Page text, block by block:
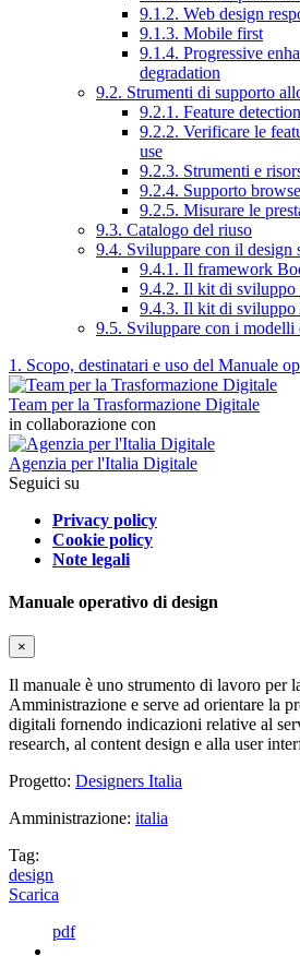
9.1.2. Web design
9.1.3. Mobile first
9.1.4. Progressive
degradation
9.2. Strumenti di supporto
9.2.1. Feature detection
9.2.2. Verificare le
use
9.2.3. Strumenti e
9.2.4. Supporto
9.2.5. Misurare le
9.3. Catalogo del riuso
9.4. Sviluppare con il design
9.4.1. Il framework
9.4.2. Il kit di sviluppo
9.4.3. Il kit di sviluppo
9.5. Sviluppare con i modelli
1. Scopo, destinatari e uso del Manuale
Team per la Trasformazione Digitale
in collaborazione con
Agenzia per l'Italia Digitale
Seguici su
Privacy policy
Cookie policy
Note legali
Manuale operativo di design
×
Il manuale è uno strumento di lavoro per
Amministrazione e serve ad orientare la
digitali fornendo indicazioni relative al
research, al content design e alla user
Progetto: Designers Italia
Amministrazione: italia
Tag:
design
Scarica
pdf